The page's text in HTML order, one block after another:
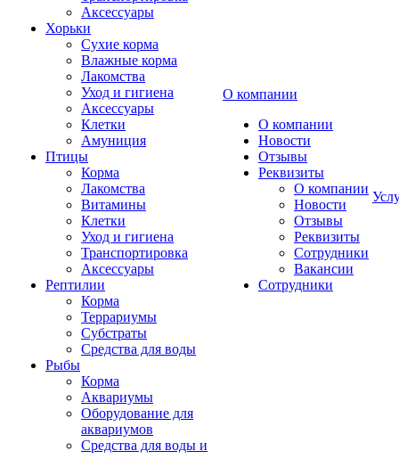
Аксессуары
Хорьки
Сухие корма
Влажные корма
Лакомства
Уход и гигиена
Аксессуары
Клетки
Амуниция
Птицы
Корма
Лакомства
Витамины
Клетки
Уход и гигиена
Транспортировка
Аксессуары
Рептилии
Корма
Террариумы
Субстраты
Средства для воды
Рыбы
Корма
Аквариумы
Оборудование для
аквариумов
Средства для воды и
О компании
О компании
Новости
Отзывы
Реквизиты
О компании
Новости
Отзывы
Реквизиты
Сотрудники
Вакансии
Сотрудники